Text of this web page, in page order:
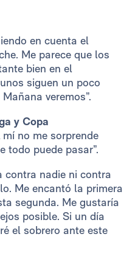
en cuenta el
Me parece que los
bien en el
siguen un poco
veremos”.
y Copa
no me sorprende
todo puede pasar”.
contra nadie ni contra
Me encantó la primera
segunda. Me gustaría
posible. Si un día
el sobrero ante este